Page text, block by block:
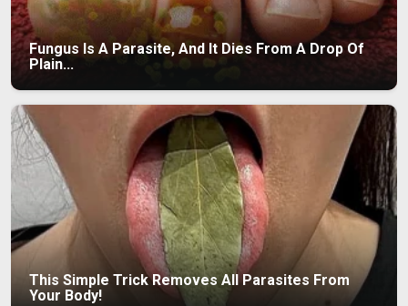
Fungus Is A Parasite, And It Dies From A Drop Of
Plain...
This Simple Trick Removes All Parasites From
Your Body!